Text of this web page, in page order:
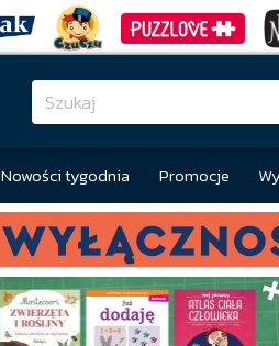
Nowości tygodnia Promocje